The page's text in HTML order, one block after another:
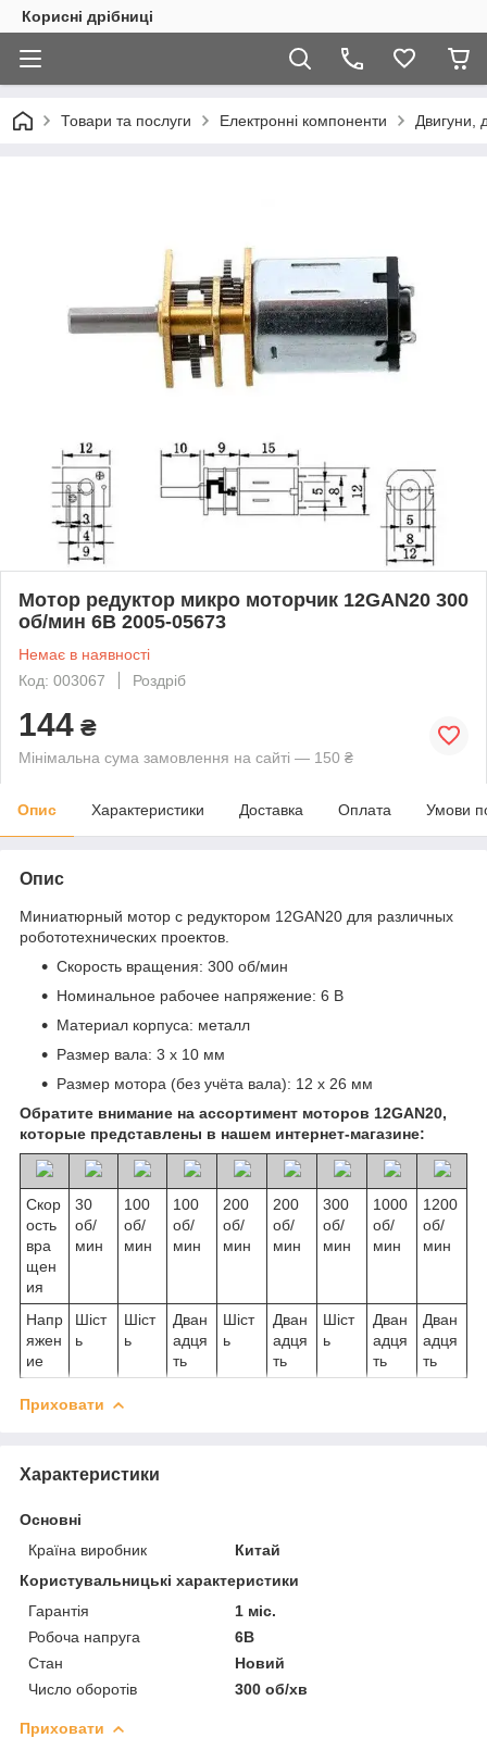
Корисні дрібниці
Товари та послуги Електронні компоненти Двигуни,
Мотор редуктор микро моторчик 12GAN20 300
об/мин 6В 2005-05673
Немає в наявності
Код: 003067
Роздріб
144 ₴
Мінімальна сума замовлення на сайті — 150 ₴
Опис Характеристики Доставка Оплата Умови
Опис
Миниатюрный мотор с редуктором 12GAN20 для различных
робототехнических проектов.
Скорость вращения: 300 об/мин
Номинальное рабочее напряжение: 6 В
Материал корпуса: металл
Размер вала: 3 х 10 мм
Размер мотора (без учёта вала): 12 х 26 мм
Обратите внимание на ассортимент моторов 12GAN20,
которые представлены в нашем интернет-магазине:
Скор
ость
вра
щен
ия
30
об/
мин
100
об/
мин
100
об/
мин
200
об/
мин
200
об/
мин
300
об/
мин
1000
об/
мин
1200
об/
мин
Напр
яжен
ие
Шіст
ь
Шіст
ь
Дван
адця
ть
Шіст
ь
Дван
адця
ть
Шіст
ь
Дван
адця
ть
Дван
адця
ть
Приховати
Характеристики
Основні
Країна виробник
Китай
Користувальницькі характеристики
Гарантія
1 міс.
Робоча напруга
6В
Стан
Новий
Число оборотів
300 об/хв
Приховати